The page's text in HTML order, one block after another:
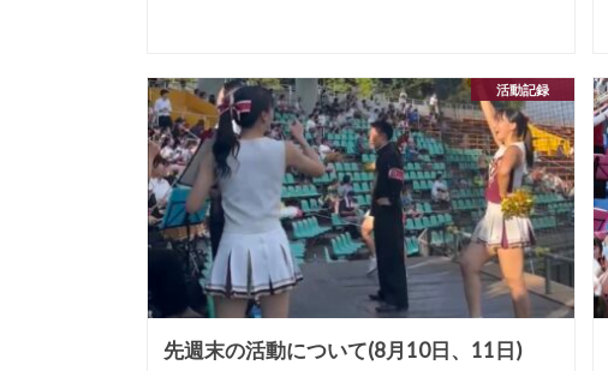
活動記録
先週末の活動について(8月10日、11日)